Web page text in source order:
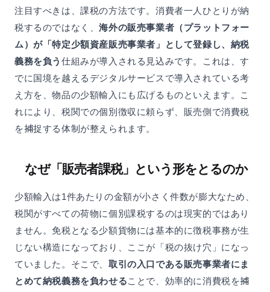
注目すべきは、課税の方法です。消費者一人ひとりが納
税するのではなく、海外の販売事業者（プラットフォー
ム）が「特定少額資産販売事業者」として登録し、納税
義務を負う 仕組みが導入される見込みです。これは、す
でに国境を越えるデジタルサービスで導入されている考
え方を、物品の少額輸入にも広げるものといえます。こ
れにより、税関での個別徴収に頼らず、販売側で消費税
を捕捉する体制が整えられます。
なぜ「販売者課税」という形をとるのか
少額輸入は1件あたりの金額が小さく件数が膨大なため、
税関がすべての荷物に個別課税するのは現実的ではあり
ません。免税となる少額貨物には基本的に徴税事務が生
じない構造になっており、ここが「税の抜け穴」になっ
ていました。そこで、 取引の入口である販売事業者にま
とめて納税義務を負わせることで、効率的に消費税を捕